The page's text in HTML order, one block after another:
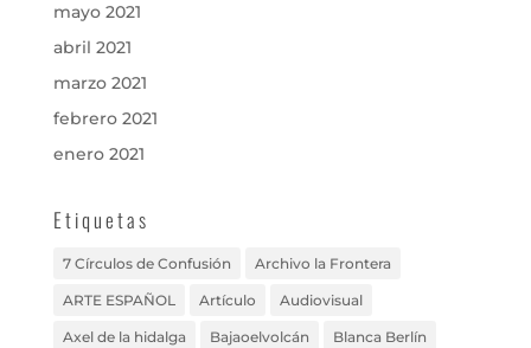
mayo 2021
abril 2021
marzo 2021
febrero 2021
enero 2021
Etiquetas
7 Círculos de Confusión Archivo la Frontera
ARTE ESPAÑOL Artículo Audiovisual
Axel de la hidalga Bajaoelvolcán Blanca Berlín